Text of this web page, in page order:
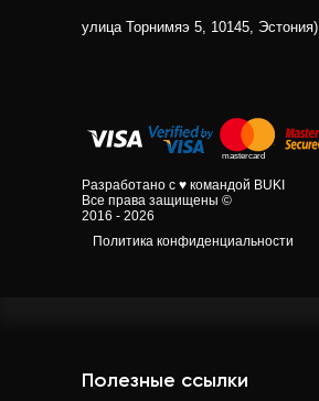
улица Торнимяэ 5, 10145, Эстония)
Разработано с ♥ командой BUKI
Все права защищены ©
2016 - 2026
Политика конфиденциальности
Полезные ссылки